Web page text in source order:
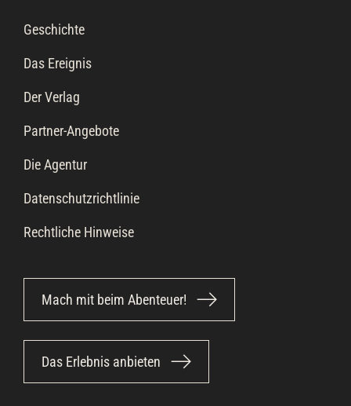
Geschichte
Das Ereignis
Der Verlag
Partner-Angebote
Die Agentur
Datenschutzrichtlinie
Rechtliche Hinweise
Mach mit beim Abenteuer!
Das Erlebnis anbieten